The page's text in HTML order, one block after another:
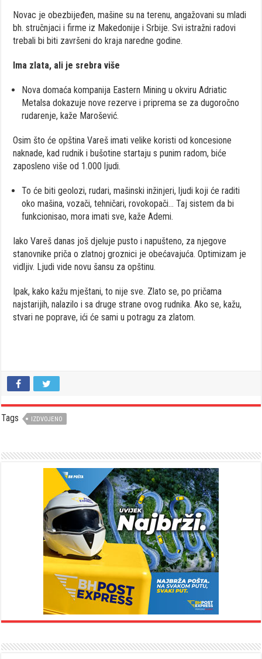
Novac je obezbijeđen, mašine su na terenu, angažovani su mladi
bh. stručnjaci i firme iz Makedonije i Srbije. Svi istražni radovi
trebali bi biti završeni do kraja naredne godine.
Ima zlata, ali je srebra više
Nova domaća kompanija Eastern Mining u okviru Adriatic
Metalsa dokazuje nove rezerve i priprema se za dugoročno
rudarenje, kaže Marošević.
Osim što će opština Vareš imati velike koristi od koncesione
naknade, kad rudnik i bušotine startaju s punim radom, biće
zaposleno više od 1.000 ljudi.
To će biti geolozi, rudari, mašinski inžinjeri, ljudi koji će raditi
oko mašina, vozači, tehničari, rovokopači… Taj sistem da bi
funkcionisao, mora imati sve, kaže Ademi.
Iako Vareš danas još djeluje pusto i napušteno, za njegove
stanovnike priča o zlatnoj groznici je obećavajuća. Optimizam je
vidljiv. Ljudi vide novu šansu za opštinu.
Ipak, kako kažu mještani, to nije sve. Zlato se, po pričama
najstarijih, nalazilo i sa druge strane ovog rudnika. Ako se, kažu,
stvari ne poprave, ići će sami u potragu za zlatom.
Tags IZDVOJENO